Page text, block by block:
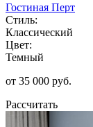
Гостиная Перт
Стиль:
Классический
Цвет:
Темный
от 35 000 руб.
Рассчитать